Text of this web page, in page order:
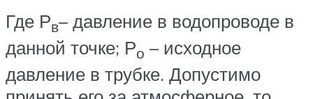
Где Рв– давление в водопроводе в
данной точке; Ро – исходное
давление в трубке. Допустимо